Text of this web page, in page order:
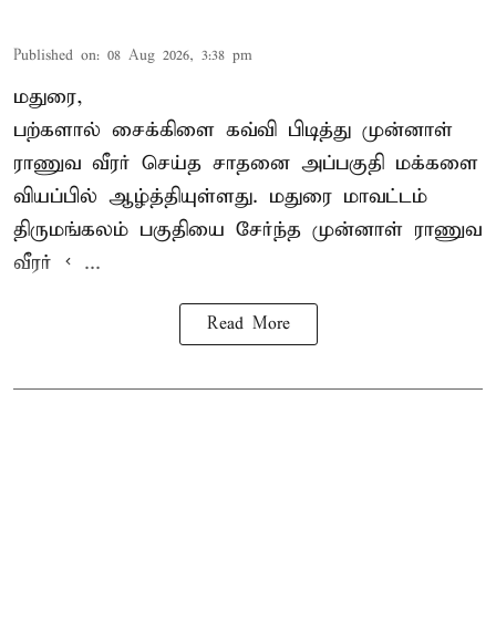
Published on: 08 Aug 2026, 3:38 pm
மதுரை,
பற்களால் சைக்கிளை கவ்வி பிடித்து முன்னாள்
ராணுவ வீரர் செய்த சாதனை அப்பகுதி மக்களை
வியப்பில் ஆழ்த்தியுள்ளது. மதுரை மாவட்டம்
திருமங்கலம் பகுதியை சேர்ந்த முன்னாள் ராணுவ
வீரர் < ...
Read More